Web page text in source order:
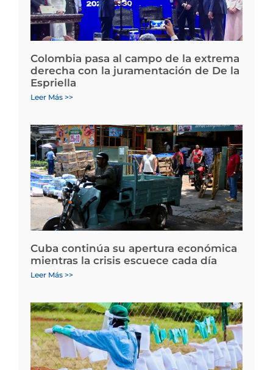
Colombia pasa al campo de la extrema
derecha con la juramentación de De la
Espriella
Leer Más >>
Cuba continúa su apertura económica
mientras la crisis escuece cada día
Leer Más >>